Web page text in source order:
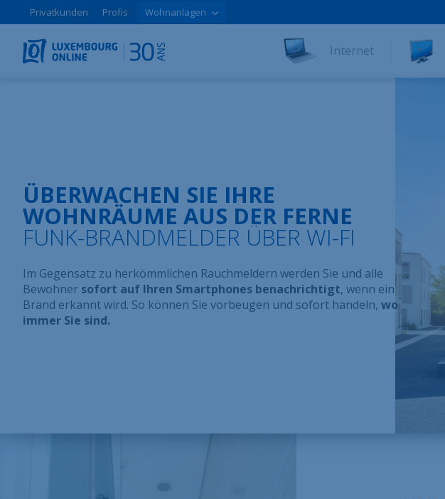
Privatkunden Profis Wohnanlagen
Internet
ÜBERWACHEN SIE IHRE
WOHNRÄUME AUS DER FERNE
FUNK-BRANDMELDER ÜBER WI-FI
Im Gegensatz zu herkömmlichen Rauchmeldern werden Sie und alle
Bewohner sofort auf Ihren Smartphones benachrichtigt, wenn ein
Brand erkannt wird. So können Sie vorbeugen und sofort handeln, wo
immer Sie sind.